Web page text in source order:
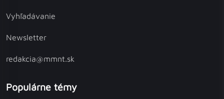
Vyhľadávanie
Newsletter
redakcia@mmnt.sk
Populárne témy